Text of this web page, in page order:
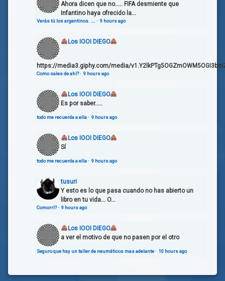
Ahora dicen que no..... FIFA desmiente que
Infantino haya ofrecido la...
Verás tú los argentinos. …. · 9 hours ago
Los IOOI DIEGO
https://media3.giphy.com/media/
Como sales de ahí?· 9 hours ago
Los IOOI DIEGO
Es por saber.....
todo me recuerda a ella· 9 hours ago
Los IOOI DIEGO
Sí
todo me recuerda a ella· 9 hours ago
tusuri
Y esto es lo que pasa cuando no has abierto un
libro en tu vida... O...
Comorrl?· 9 hours ago
Los IOOI DIEGO
a ver el motivo de que no pasen por el otro
Seguro que hay un taller de neumáticos mas adelante· 10 hours ago